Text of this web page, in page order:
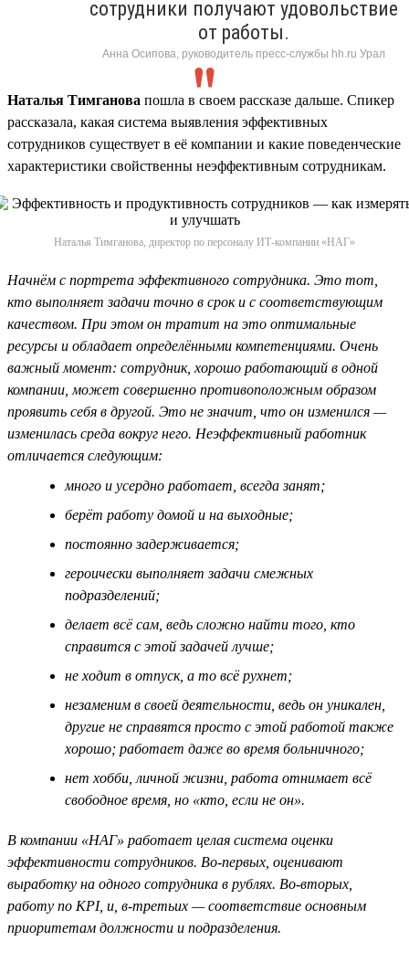
сотрудники получают удовольствие
от работы.
Анна Осипова, руководитель пресс-службы hh.ru Урал
Наталья Тимганова пошла в своем рассказе дальше. Спикер
рассказала, какая система выявления эффективных
сотрудников существует в её компании и какие поведенческие
характеристики свойственны неэффективным сотрудникам.
Наталья Тимганова, директор по персоналу ИТ-компании «НАГ»
Начнём с портрета эффективного сотрудника. Это тот,
кто выполняет задачи точно в срок и с соответствующим
качеством. При этом он тратит на это оптимальные
ресурсы и обладает определёнными компетенциями. Очень
важный момент: сотрудник, хорошо работающий в одной
компании, может совершенно противоположным образом
проявить себя в другой. Это не значит, что он изменился —
изменилась среда вокруг него. Неэффективный работник
отличается следующим:
много и усердно работает, всегда занят;
берёт работу домой и на выходные;
постоянно задерживается;
героически выполняет задачи смежных
подразделений;
делает всё сам, ведь сложно найти того, кто
справится с этой задачей лучше;
не ходит в отпуск, а то всё рухнет;
незаменим в своей деятельности, ведь он уникален,
другие не справятся просто с этой работой также
хорошо; работает даже во время больничного;
нет хобби, личной жизни, работа отнимает всё
свободное время, но «кто, если не он».
В компании «НАГ» работает целая система оценки
эффективности сотрудников. Во-первых, оценивают
выработку на одного сотрудника в рублях. Во-вторых,
работу по KPI, и, в-третьих — соответствие основным
приоритетам должности и подразделения.